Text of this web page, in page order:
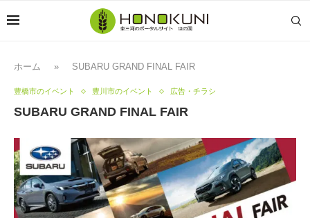
ホーム » SUBARU GRAND FINAL FAIR
豊橋市のイベント 豊川市のイベント 広告・チラシ
SUBARU GRAND FINAL FAIR